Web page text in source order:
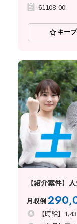
61108-00
キー
【紹介案件】
月収例
【時給】